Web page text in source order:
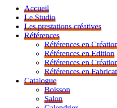
Accueil
Le Studio
Les prestations créatives
Références
Références en
Références en Edition
Références en
Références en
Catalogue
Boisson
Salon